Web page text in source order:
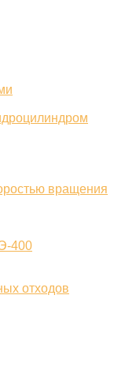
вращения
400
отходов